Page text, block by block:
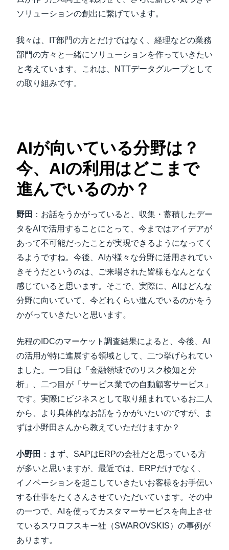
ソリューションの創出に繋げています。
我々は、IT部門の方とだけではなく、経理などの業務
部門の方々と一緒にソリューションを作っていきたい
と考えています。これは、NTTデータグループとして
の取り組みです。
AIが向いている分野は？
今、AIの利用はどこまで
進んでいるのか？
野田 ：お話をうかがっていると、収集・蓄積したデー
タをAIで活用することにとって、今まではアイデアが
あって不可能だったことが実現できるようになってく
るようですね。今後、AIが様々な分野に活用されてい
きそうだというのは、ご来場された皆様もなんとなく
感じていると思います。そこで、実際に、AIはどんな
分野に向いていて、今どれくらい進んでいるのかをう
かがっていきたいと思います。
先程のIDCのマーケット調査結果によると、今後、AI
の活用が特に進展する領域として、二つ挙げられてい
ました。一つ目は「金融領域でのリスク検知と分
析」、二つ目が「サービス業での自動顧客サービス」
です。実際にビジネスとして取り組まれているお二人
から、より具体的なお話をうかがいたいのですが、ま
ずは小野田さんから教えていただけますか？
小野田 ：まず、SAPはERPの会社だと思っている方
が多いと思いますが、最近では、ERPだけでなく、
イノベーションを起こしていきたいお客様をお手伝い
する仕事をたくさんさせていただいています。その中
の一つで、AIを使ってカスタマーサービスを向上させ
ているスワロフスキー社（SWAROVSKIS）の事例が
あります。